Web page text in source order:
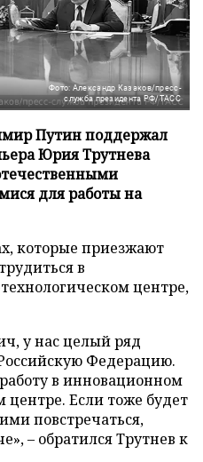
Фото: Александр Казаков/пресс-
служба президента РФ/ТАСС
Путин поддержал
Юрия Трутнева
для работы на
которые приезжают
в
центре,
у нас целый ряд
Федерацию.
в инновационном
центре. Если тоже будет
повстречаться,
– обратился Трутнев к